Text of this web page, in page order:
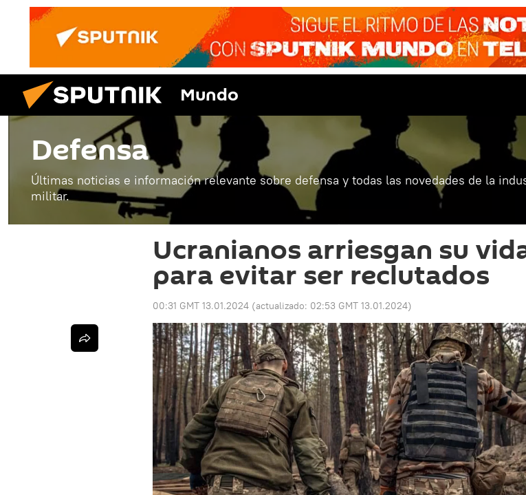
Mundo
Defensa
Últimas noticias e información relevante sobre defensa y todas las novedades de la
militar.
Ucranianos arriesgan su
para evitar ser reclutados
00:31 GMT 13.01.2024 (actualizado: 02:53 GMT 13.01.2024)